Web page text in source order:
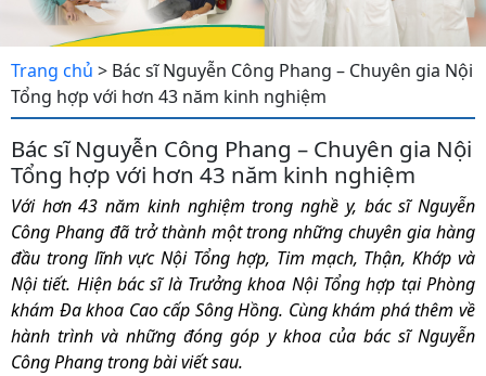
Trang chủ > Bác sĩ Nguyễn Công Phang – Chuyên gia Nội
Tổng hợp với hơn 43 năm kinh nghiệm
Bác sĩ Nguyễn Công Phang – Chuyên gia Nội
Tổng hợp với hơn 43 năm kinh nghiệm
Với hơn 43 năm kinh nghiệm trong nghề y, bác sĩ Nguyễn
Công Phang đã trở thành một trong những chuyên gia hàng
đầu trong lĩnh vực Nội Tổng hợp, Tim mạch, Thận, Khớp và
Nội tiết. Hiện bác sĩ là Trưởng khoa Nội Tổng hợp tại Phòng
khám Đa khoa Cao cấp Sông Hồng. Cùng khám phá thêm về
hành trình và những đóng góp y khoa của bác sĩ Nguyễn
Công Phang trong bài viết sau.